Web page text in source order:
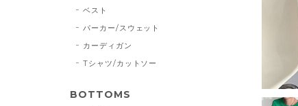
ベスト
パーカー/スウェット
カーディガン
Tシャツ/カットソー
BOTTOMS